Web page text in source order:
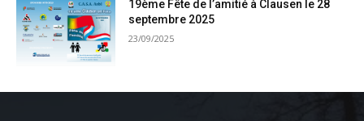
19ème Fête de l’amitié à Clausen le 28
septembre 2025
23/09/2025